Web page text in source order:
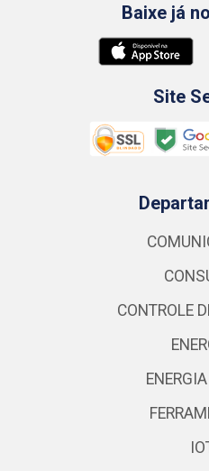
Baixe já
Site
CONTROLE